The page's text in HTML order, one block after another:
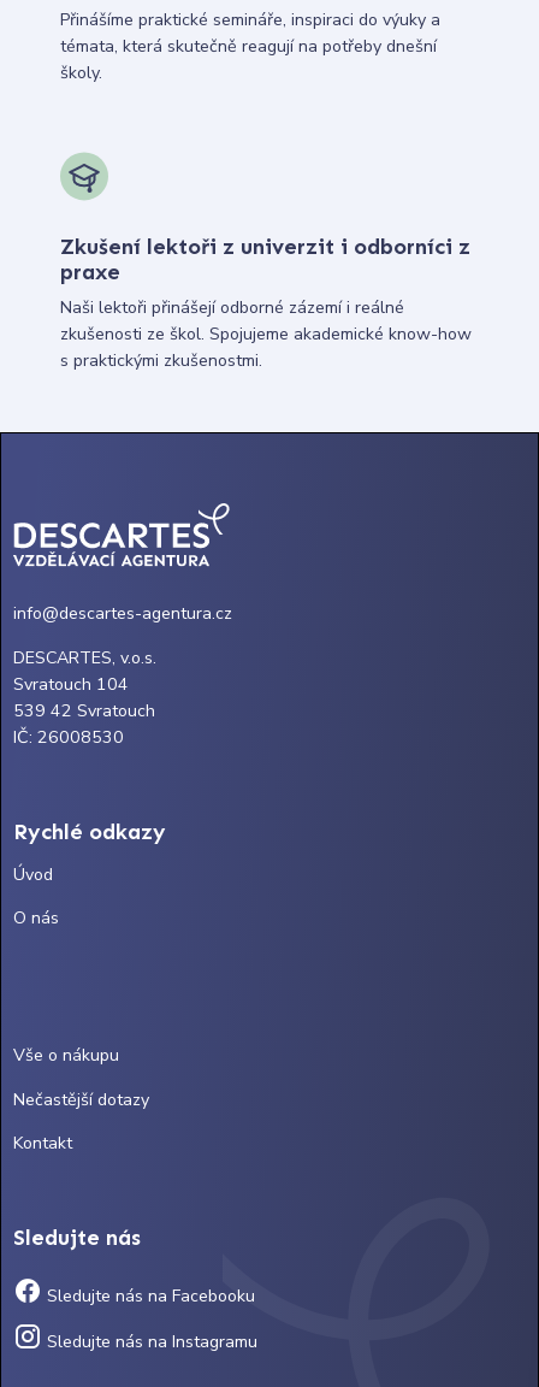
Přinášíme praktické semináře, inspiraci do výuky a
témata, která skutečně reagují na potřeby dnešní
školy.
Zkušení lektoři z univerzit i odborníci z
praxe
Naši lektoři přinášejí odborné zázemí i reálné
zkušenosti ze škol. Spojujeme akademické know-how
s praktickými zkušenostmi.
info@descartes-agentura.cz
DESCARTES, v.o.s.
Svratouch 104
539 42 Svratouch
IČ: 26008530
Rychlé odkazy
Úvod
O nás
Vše o nákupu
Nečastější dotazy
Kontakt
Sledujte nás
Sledujte nás na Facebooku
Sledujte nás na Instagramu